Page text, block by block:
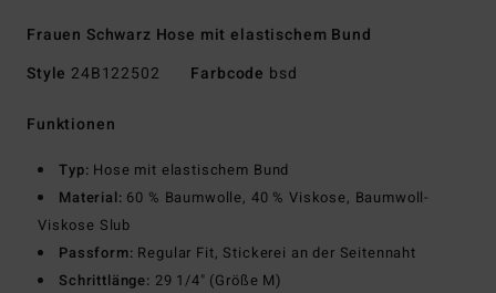
Frauen Schwarz Hose mit elastischem Bund
Style 24B122502 Farbcode bsd
Funktionen
Typ: Hose mit elastischem Bund
Material: 60 % Baumwolle, 40 % Viskose, Baumwoll-
Viskose Slub
Passform: Regular Fit, Stickerei an der Seitennaht
Schrittlänge: 29 1/4" (Größe M)